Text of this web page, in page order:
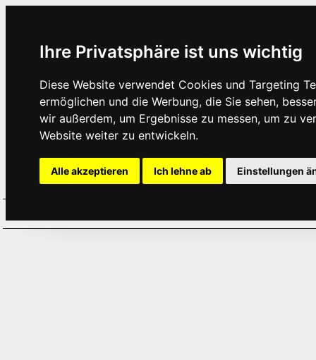
Ihre Privatsphäre ist uns wichtig
Diese Website verwendet Cookies und Targeting
ermöglichen und die Werbung, die Sie sehen,
wir außerdem, um Ergebnisse zu messen, um zu
Website weiter zu entwickeln.
Alle akzeptieren Ich lehne ab Einstellungen